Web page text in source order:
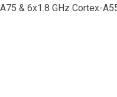
& 6x1.8 GHz Cortex-